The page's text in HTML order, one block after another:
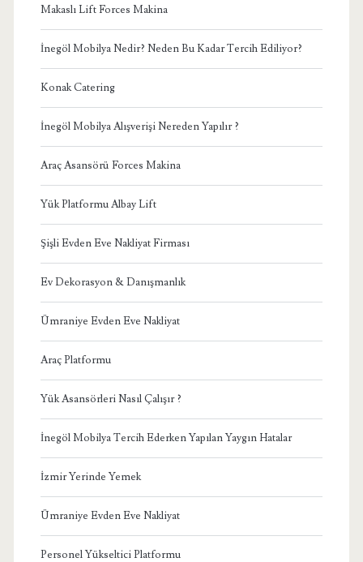
Makaslı Lift Forces Makina
İnegöl Mobilya Nedir? Neden Bu Kadar Tercih Ediliyor?
Konak Catering
İnegöl Mobilya Alışverişi Nereden Yapılır ?
Araç Asansörü Forces Makina
Yük Platformu Albay Lift
Şişli Evden Eve Nakliyat Firması
Ev Dekorasyon & Danışmanlık
Ümraniye Evden Eve Nakliyat
Araç Platformu
Yük Asansörleri Nasıl Çalışır ?
İnegöl Mobilya Tercih Ederken Yapılan Yaygın Hatalar
İzmir Yerinde Yemek
Ümraniye Evden Eve Nakliyat
Personel Yükseltici Platformu